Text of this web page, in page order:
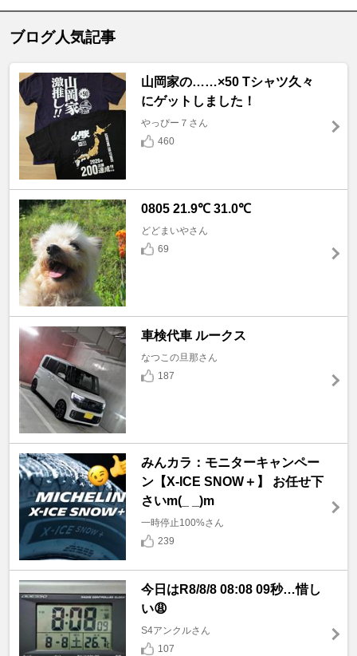
ブログ人気記事
山岡家の……×50 Tシャツ久々
にゲットしました！
やっぴー７さん
460
0805 21.9℃ 31.0℃
どどまいやさん
69
車検代車 ルークス
なつこの旦那さん
187
みんカラ：モニターキャンペー
ン【X-ICE SNOW＋】 お任せ下
さいm(_ _)m
一時停止100%さん
239
今日はR8/8/8 08:08 09秒…惜し
い😩
S4アンクルさん
107